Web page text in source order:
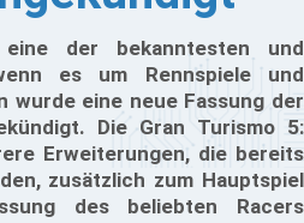
der bekanntesten und
es um Rennspiele und
wurde eine neue Fassung der
Die Gran Turismo 5:
Erweiterungen, die bereits
zusätzlich zum Hauptspiel
des beliebten Racers